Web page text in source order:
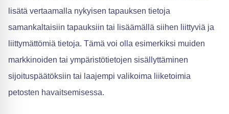
lisätä vertaamalla nykyisen tapauksen tietoja
samankaltaisiin tapauksiin tai lisäämällä siihen liittyviä ja
liittymättömiä tietoja. Tämä voi olla esimerkiksi muiden
markkinoiden tai ympäristötietojen sisällyttäminen
sijoituspäätöksiin tai laajempi valikoima liiketoimia
petosten havaitsemisessa.